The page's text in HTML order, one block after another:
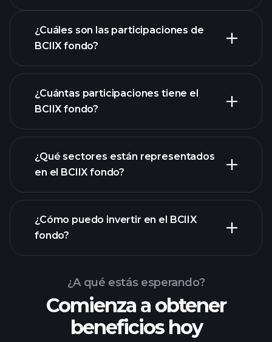
participaciones
¿Cuáles son las participaciones de
BCIIX fondo?
participaciones
¿Cuántas participaciones tiene el
BCIIX fondo?
participaciones
¿Qué sectores están representados
en el BCIIX fondo?
¿Cómo puedo invertir en el BCIIX
fondo?
¿A qué estás esperando?
Comienza a obtener
beneficios hoy